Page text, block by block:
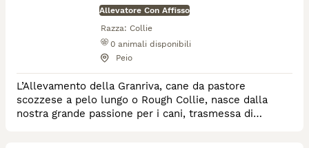
Allevatore Con Affisso
Razza: Collie
0 animali disponibili
Peio
L’Allevamento della Granriva, cane da pastore
scozzese a pelo lungo o Rough Collie, nasce dalla
nostra grande passione per i cani, trasmessa di